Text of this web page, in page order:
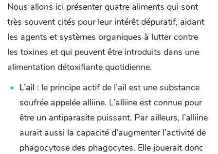
Nous allons ici présenter quatre aliments qui sont
très souvent cités pour leur intérêt dépuratif, aidant
les agents et systèmes organiques à lutter contre
les toxines et qui peuvent être introduits dans une
alimentation détoxifiante quotidienne.
L’ail : le principe actif de l’ail est une substance
soufrée appelée alliine. L’alliine est connue pour
être un antiparasite puissant. Par ailleurs, l’alliine
aurait aussi la capacité d’augmenter l’activité de
phagocytose des phagocytes. Elle jouerait donc